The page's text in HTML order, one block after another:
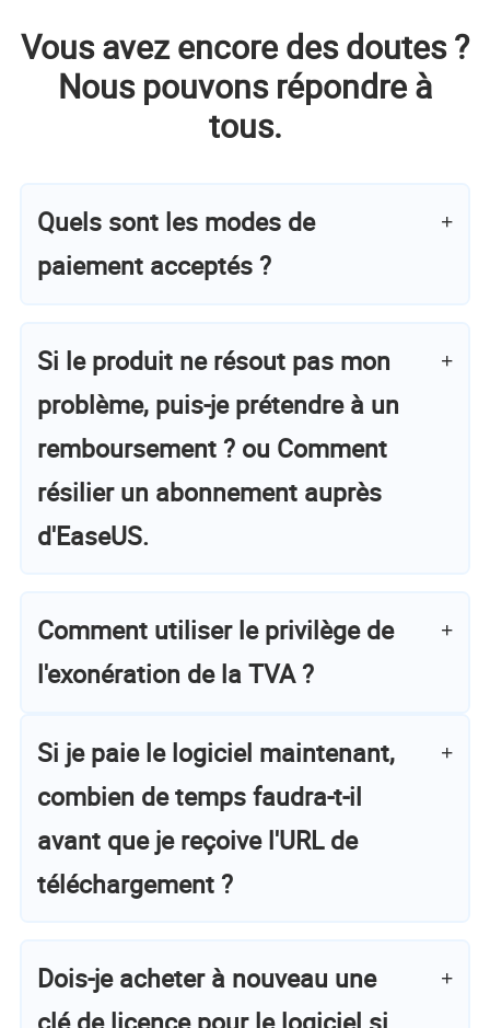
Vous avez encore des doutes ?
Nous pouvons répondre à
tous.
Quels sont les modes de
paiement acceptés ?
Si le produit ne résout pas mon
problème, puis-je prétendre à un
remboursement ? ou Comment
résilier un abonnement auprès
d'EaseUS.
Comment utiliser le privilège de
l'exonération de la TVA ?
Si je paie le logiciel maintenant,
combien de temps faudra-t-il
avant que je reçoive l'URL de
téléchargement ?
Dois-je acheter à nouveau une